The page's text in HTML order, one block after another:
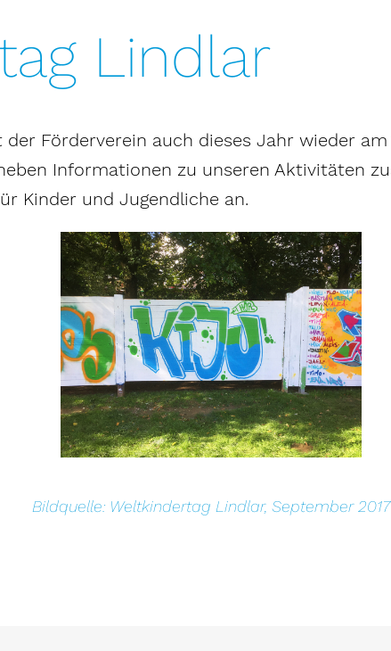
Lindlar
Förderverein auch dieses Jahr wieder
Informationen zu unseren Aktivitäten
Kinder und Jugendliche an.
Bildquelle: Weltkindertag Lindlar, September 2017